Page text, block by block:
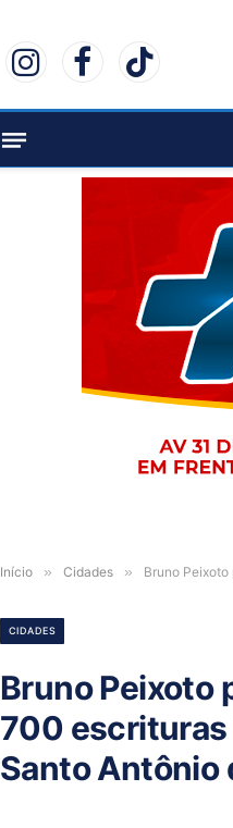
InstagramFacebookTikTok
Início » Cidades » Bruno
CIDADES
Bruno Peixoto
700 escrituras
Santo Antônio